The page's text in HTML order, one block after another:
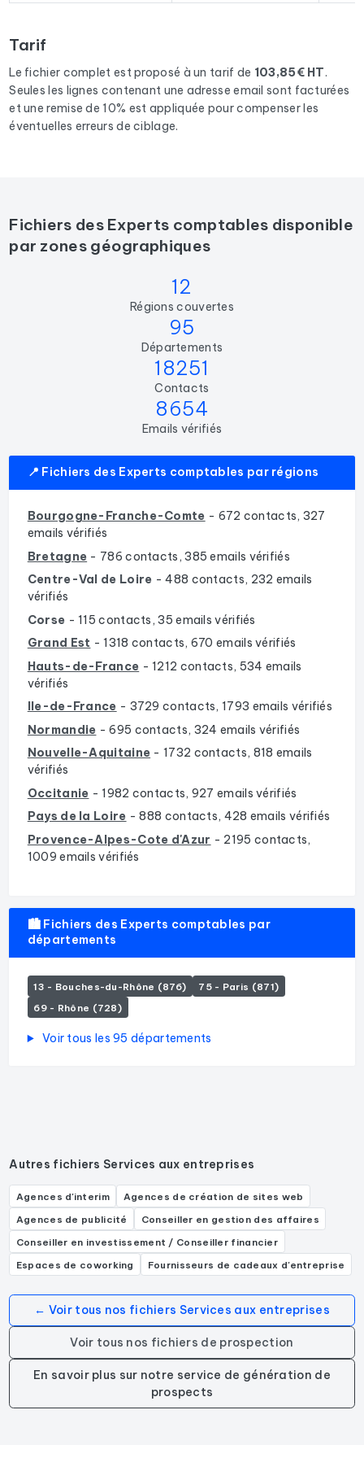
comptable.
Tarif
Le fichier complet est proposé à un tarif de 103,85€ HT.
Seules les lignes contenant une adresse email sont facturées
et une remise de 10% est appliquée pour compenser les
éventuelles erreurs de ciblage.
Fichiers des Experts comptables disponible
par zones géographiques
12
Régions couvertes
95
Départements
18251
Contacts
8654
Emails vérifiés
📍 Fichiers des Experts comptables par régions
Bourgogne-Franche-Comte - 672 contacts, 327
emails vérifiés
Bretagne - 786 contacts, 385 emails vérifiés
Centre-Val de Loire - 488 contacts, 232 emails
vérifiés
Corse - 115 contacts, 35 emails vérifiés
Grand Est - 1318 contacts, 670 emails vérifiés
Hauts-de-France - 1212 contacts, 534 emails
vérifiés
Ile-de-France - 3729 contacts, 1793 emails vérifiés
Normandie - 695 contacts, 324 emails vérifiés
Nouvelle-Aquitaine - 1732 contacts, 818 emails
vérifiés
Occitanie - 1982 contacts, 927 emails vérifiés
Pays de la Loire - 888 contacts, 428 emails vérifiés
Provence-Alpes-Cote d'Azur - 2195 contacts,
1009 emails vérifiés
🏙️ Fichiers des Experts comptables par
départements
13 - Bouches-du-Rhône (876)
75 - Paris (871)
69 - Rhône (728)
Voir tous les 95 départements
Autres fichiers Services aux entreprises
Agences d'interim
Agences de création de sites web
Agences de publicité
Conseiller en gestion des affaires
Conseiller en investissement / Conseiller financier
Espaces de coworking
Fournisseurs de cadeaux d'entreprise
← Voir tous nos fichiers Services aux entreprises
Voir tous nos fichiers de prospection
En savoir plus sur notre service de génération de
prospects